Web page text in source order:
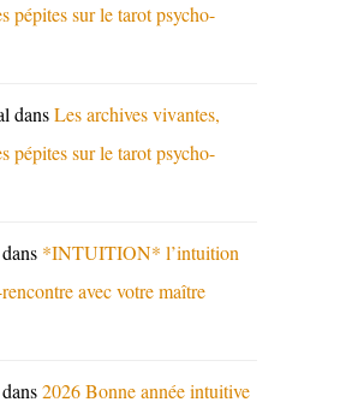
pépites sur le tarot psycho-
dansLes archives vivantes,
pépites sur le tarot psycho-
dans *INTUITION* l’intuition
avec votre maître
dans2026 Bonne année intuitive